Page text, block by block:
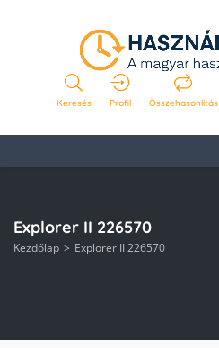
Keresés Profil Összehasonlítás
Explorer II 226570
Kezdőlap Explorer II 226570